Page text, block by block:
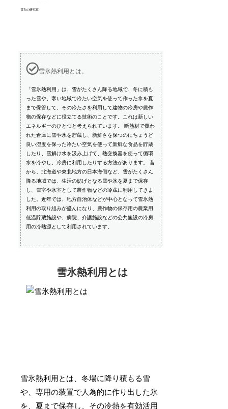
電力の研究家
雪氷熱利用とは。
「雪氷熱利用」は、雪がたくさん降る地域で、冬に積も
った雪や、寒い地域で冷たい空気を使って作った氷を夏
まで保管して、その冷たさを利用して建物の冷房や農作
物の保存などに役立てる技術のことです。これは新しい
エネルギーのひとつと考えられています。 断熱材で覆わ
れた倉庫に雪や氷を貯蔵し、新鮮さを保つのにちょうど
良い湿度を保った冷たい空気を使って新鮮な食品を貯蔵
したり、雪解け水を汲み上げて、熱交換器を使って循環
水を冷やし、冷房に利用したりする方法があります。 昔
から、北海道や東北地方の日本海側など、雪がたくさん
降る地域では、生活の妨げとなる雪や氷を夏まで保存
し、雪室や氷室として農作物などの冷蔵に利用してきま
した。近年では、地方自治体などが中心となって雪氷熱
利用の取り組みが盛んになり、農作物の保存用の農業用
低温貯蔵施設や、病院、介護施設などの公共施設の冷房
用の冷熱源として利用されています。
雪氷熱利用とは
雪氷熱利用とは、冬場に降り積もる雪
や、専用の装置で人為的に作り出した氷
を、夏まで保存し、その冷熱を有効活用